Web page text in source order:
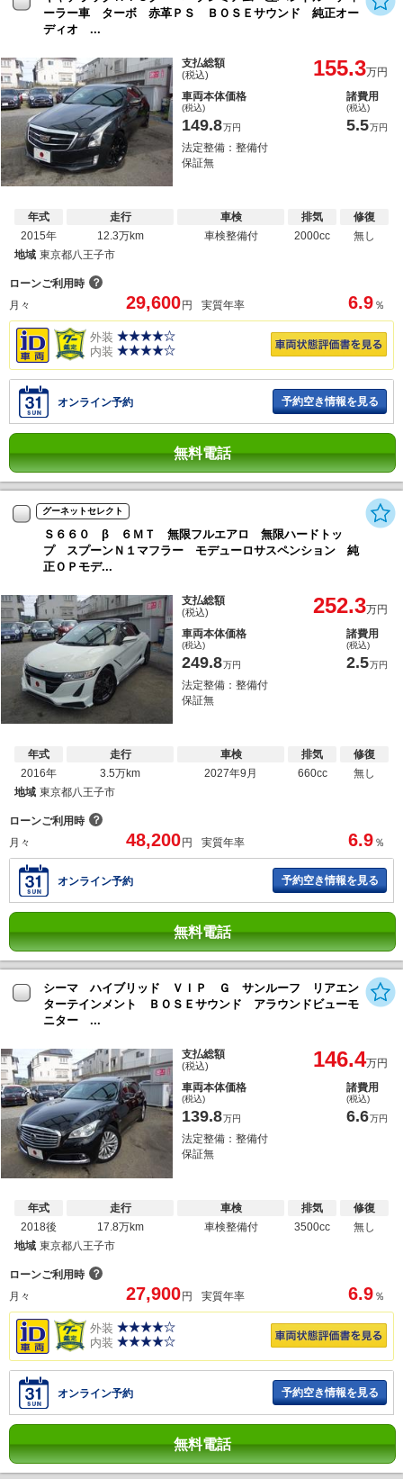
ーラー車 ターボ 赤革ＰＳ ＢＯＳＥサウンド 純正オー
ディオ ...
支払総額
(税込) 155.3万円
車両本体価格
(税込)
149.8万円
諸費用
(税込)
5.5万円
法定整備：整備付
保証無
年式
2015年
走行
12.3万km
車検
車検整備付
排気
2000cc
修復
無し
地域 東京都八王子市
ローンご利用時 ？
月々
29,600 円 実質年率 6.9 ％
外装
内装
オンライン予約 予約空き情報を見る
無料電話
グーネットセレクト
Ｓ６６０ β ６ＭＴ 無限フルエアロ 無限ハードトッ
プ スプーンＮ１マフラー モデューロサスペンション 純
正ＯＰモデ...
支払総額
(税込) 252.3万円
車両本体価格
(税込)
249.8万円
諸費用
(税込)
2.5万円
法定整備：整備付
保証無
年式
2016年
走行
3.5万km
車検
2027年9月
排気
660cc
修復
無し
地域 東京都八王子市
ローンご利用時 ？
月々
48,200 円 実質年率 6.9 ％
オンライン予約 予約空き情報を見る
無料電話
シーマ ハイブリッド ＶＩＰ Ｇ サンルーフ リアエン
ターテインメント ＢＯＳＥサウンド アラウンドビューモ
ニター ...
支払総額
(税込) 146.4万円
車両本体価格
(税込)
139.8万円
諸費用
(税込)
6.6万円
法定整備：整備付
保証無
年式
2018後
走行
17.8万km
車検
車検整備付
排気
3500cc
修復
無し
地域 東京都八王子市
ローンご利用時 ？
月々
27,900 円 実質年率 6.9 ％
外装
内装
オンライン予約 予約空き情報を見る
無料電話